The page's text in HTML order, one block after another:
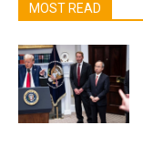
MOST READ